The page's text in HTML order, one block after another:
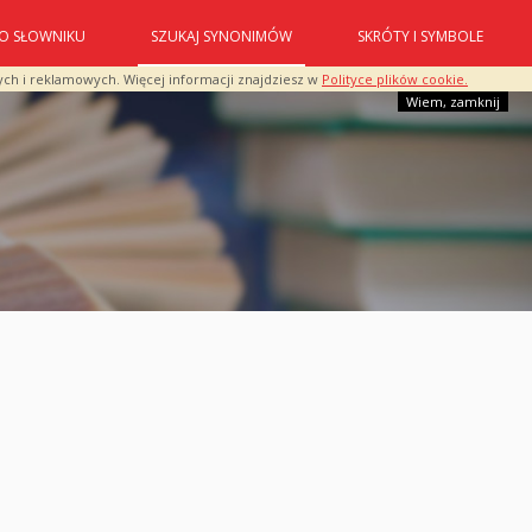
i reklamowych. Więcej informacji znajdziesz w Polityce plików cookie.
Wiem, zamknij
O SŁOWNIKU SZUKAJ SYNONIMÓW SKRÓTY I SYMBOLE